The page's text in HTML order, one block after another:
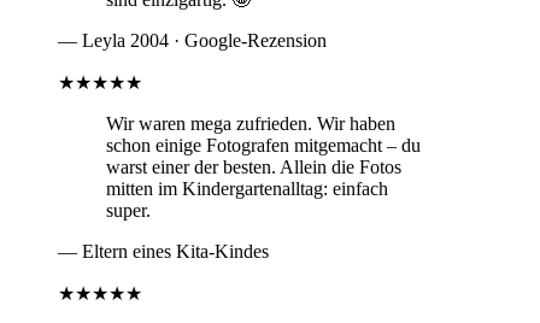
— Leyla 2004 · Google-Rezension
★★★★★
Wir waren mega zufrieden. Wir haben
schon einige Fotografen mitgemacht – du
warst einer der besten. Allein die Fotos
mitten im Kindergartenalltag: einfach
super.
— Eltern eines Kita-Kindes
★★★★★